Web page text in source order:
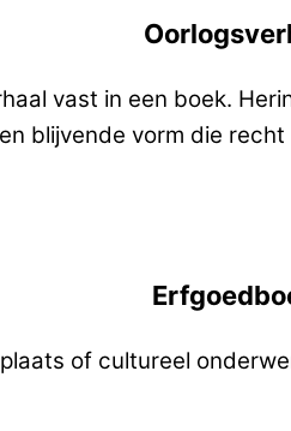
vast in een boek.
blijvende vorm die
of cultureel